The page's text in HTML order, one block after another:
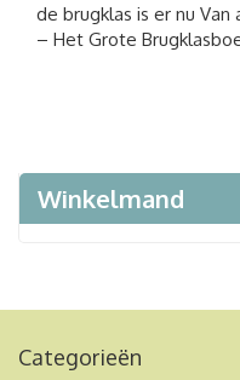
de brugklas is er nu
– Het Grote
Winkelmand
Categorieën